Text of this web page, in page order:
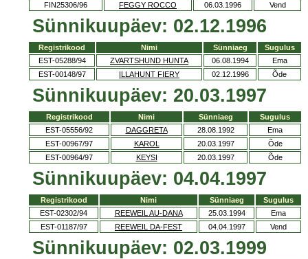
FIN25306/96
FEGGY ROCCO 06.03.1996 Vend
Sünnikuupäev: 02.12.1996
Registrikood Nimi Sünniaeg
Sugulus
EST-05288/94
ZVARTSHUND HUNTA 06.08.1994
Ema
EST-00148/97
ILLAHUNT FIERY 02.12.1996 Õde
Sünnikuupäev: 20.03.1997
Registrikood Nimi Sünniaeg
Sugulus
EST-05556/92
DAGGRETA 28.08.1992
Ema
EST-00967/97
KAROL 20.03.1997
Õde
EST-00964/97
KEYSI 20.03.1997 Õde
Sünnikuupäev: 04.04.1997
Registrikood Nimi Sünniaeg
Sugulus
EST-02302/94
REEWEIL AU-DANA 25.03.1994
Ema
EST-01187/97
REEWEIL DA-FEST 04.04.1997 Vend
Sünnikuupäev: 02.03.1999